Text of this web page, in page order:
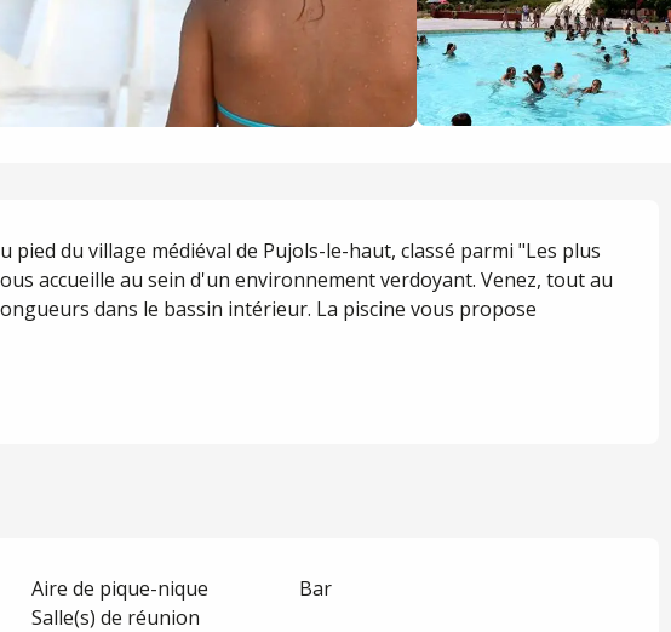
pied du village médiéval de Pujols-le-haut, classé parmi "Les plus
accueille au sein d'un environnement verdoyant. Venez, tout au
dans le bassin intérieur. La piscine vous propose
Aire de pique-nique
Bar
Salle(s) de réunion